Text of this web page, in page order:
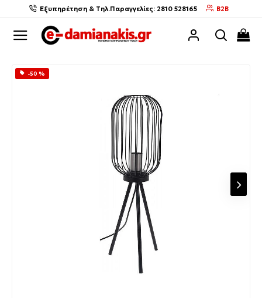
Εξυπηρέτηση & Τηλ.Παραγγελίες: 2810 528165 B2B
-50 %